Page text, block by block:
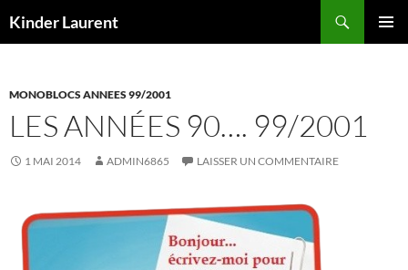
auKinder Laurent
MONOBLOCS ANNEES 99/2001
LES ANNÉES 90…. 99/2001
1 MAI 2014 ADMIN6865 LAISSER UN COMMENTAIRE